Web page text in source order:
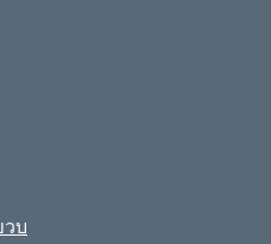
วบ